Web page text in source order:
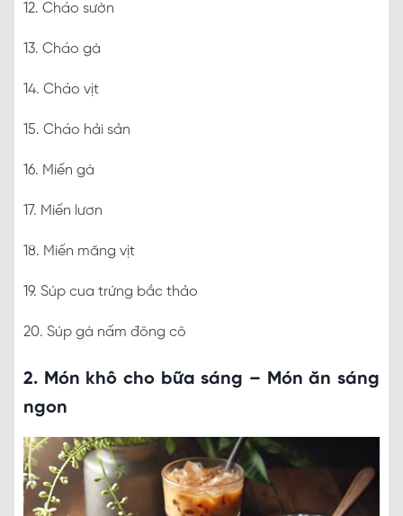
12. Cháo sườn
13. Cháo gà
14. Cháo vịt
15. Cháo hải sản
16. Miến gà
17. Miến lươn
18. Miến măng vịt
19. Súp cua trứng bắc thảo
20. Súp gà nấm đông cô
2. Món khô cho bữa sáng – Món ăn sáng
ngon